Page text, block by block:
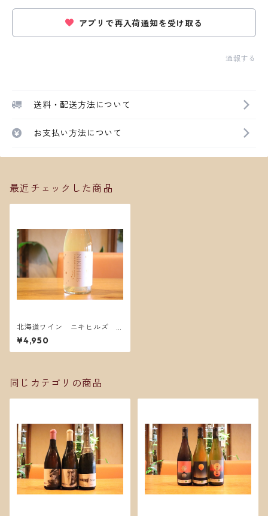
アプリで再入荷通知を受け取る
通報する
送料・配送方法について
お支払い方法について
最近チェックした商品
北海道ワイン ニキヒルズ
オレンジ2023
¥4,950
同じカテゴリの商品